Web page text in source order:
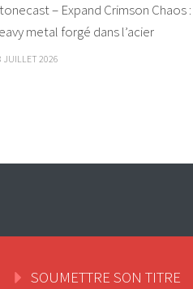
– Expand Crimson Chaos
metal forgé dans l’acier
JUILLET 2026
SOUMETTRE SON TITRE